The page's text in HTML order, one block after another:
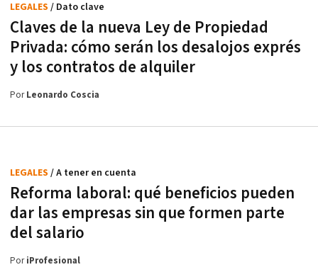
Claves de la nueva Ley de Propiedad
Privada: cómo serán los desalojos exprés
y los contratos de alquiler
LEGALES / Dato clave
PorLeonardo Coscia
Reforma laboral: qué beneficios pueden
dar las empresas sin que formen parte
del salario
LEGALES / A tener en cuenta
PoriProfesional